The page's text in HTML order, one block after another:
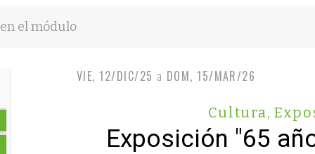
VIE, 12/DIC/25 a DOM, 15/MAR/26
Cultura,
Exposición "65